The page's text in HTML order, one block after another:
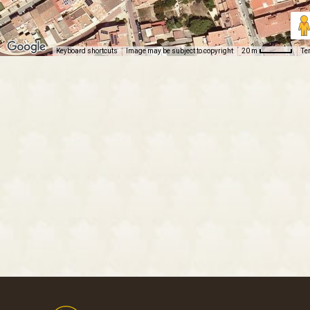
Keyboard shortcuts Image may be subject to copyright 20 m